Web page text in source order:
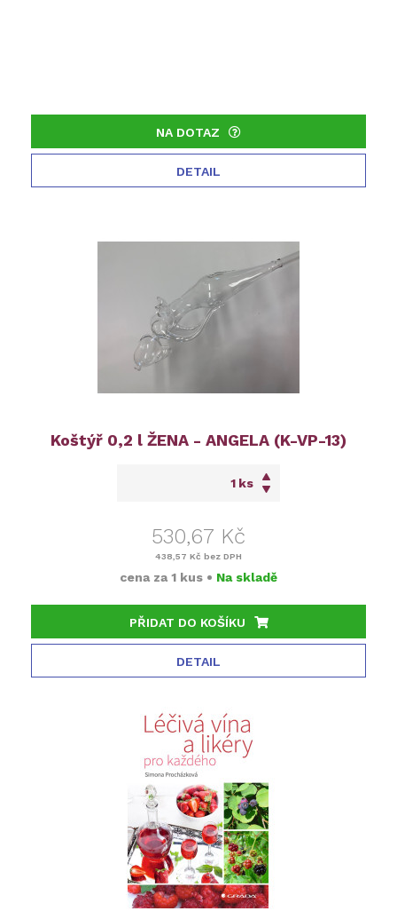
NA DOTAZ
DETAIL
Koštýř 0,2 l ŽENA - ANGELA (K-VP-13)
ks
530,67 Kč
438,57 Kč bez DPH
cena za 1 kus • Na skladě
PŘIDAT DO KOŠÍKU
DETAIL